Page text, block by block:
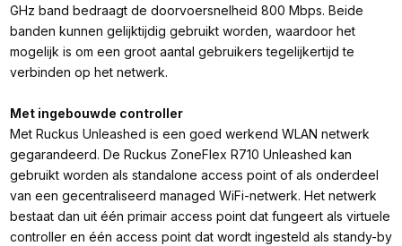
GHz band bedraagt de doorvoersnelheid 800 Mbps. Beide
banden kunnen gelijktijdig gebruikt worden, waardoor het
mogelijk is om een groot aantal gebruikers tegelijkertijd te
verbinden op het netwerk.
Met ingebouwde controller
Met Ruckus Unleashed is een goed werkend WLAN netwerk
gegarandeerd. De Ruckus ZoneFlex R710 Unleashed kan
gebruikt worden als standalone access point of als onderdeel
van een gecentraliseerd managed WiFi-netwerk. Het netwerk
bestaat dan uit één primair access point dat fungeert als virtuele
controller en één access point dat wordt ingesteld als standy-by